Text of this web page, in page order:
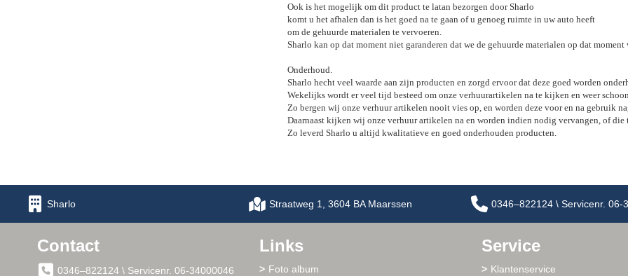
Ook is het mogelijk om dit product te latan bezorgen door Sharlo
komt u het afhalen dan is het goed na te gaan of u genoeg ruimte in uw auto heeft
om de gehuurde materialen te vervoeren.
Sharlo kan op dat moment niet garanderen dat we de gehuurde materialen op dat
Onderhoud.
Sharlo hecht veel waarde aan zijn producten en zorgd ervoor dat deze goed worden
Wekelijks wordt er veel tijd besteed om onze verhuurartikelen na te kijken en weer
Zo bergen wij onze verhuur artikelen nooit vies op, en worden deze voor en na gebruik
Daarnaast kijken wij onze verhuur artikelen na en worden indien nodig vervangen, of die
Zo leverd Sharlo u altijd kwalitatieve en goed onderhouden producten.
Sharlo Straatweg 1, 3604 BA Maarssen 0346–822124 \ Servicenr. 06-
Contact
0346–822124 \ Servicenr. 06-34000046
Links
Foto album
Service
Klantenservice